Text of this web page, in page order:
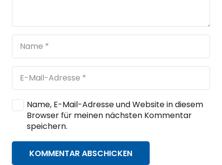
Name, E-Mail-Adresse und Website in diesem
Browser für meinen nächsten Kommentar
speichern.
KOMMENTAR ABSCHICKEN